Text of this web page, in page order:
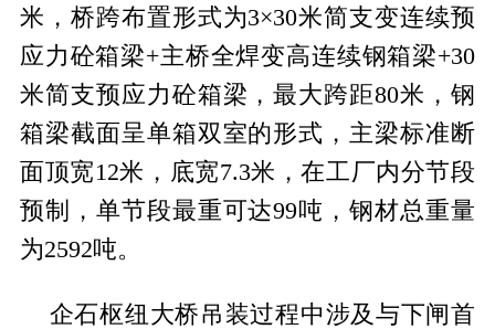
米，桥跨布置形式为3×30米简支变连续预
应力砼箱梁+主桥全焊变高连续钢箱梁+30
米简支预应力砼箱梁，最大跨距80米，钢
箱梁截面呈单箱双室的形式，主梁标准断
面顶宽12米，底宽7.3米，在工厂内分节段
预制，单节段最重可达99吨，钢材总重量
为2592吨。
企石枢纽大桥吊装过程中涉及与下闸首